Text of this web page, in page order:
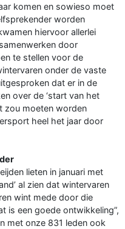
komen en sowieso moet
worden
hiervoor allerlei
door
te stellen voor de
onder de vaste
dat er in de
over de ‘start van het
zou moeten worden
heel het jaar door
lieten in januari met
al zien dat wintervaren
wint mede door die
is een goede ontwikkeling”,
met onze 831 leden ook